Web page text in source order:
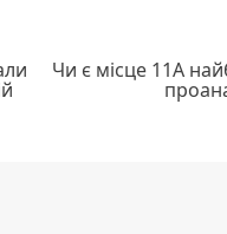
Чи є місце 11А